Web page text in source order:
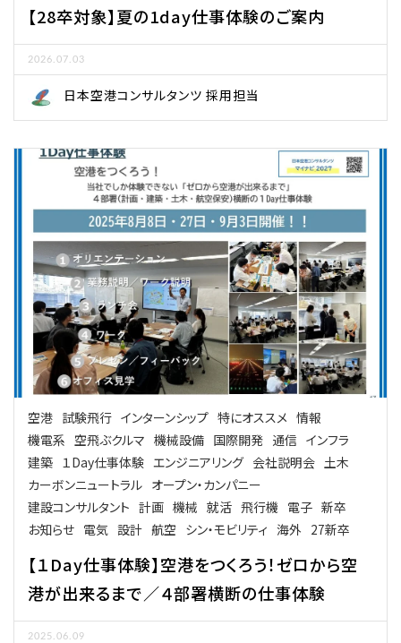
【28卒対象】夏の1day仕事体験のご案内
2026.07.03
日本空港コンサルタンツ 採用担当
空港 試験飛行 インターンシップ 特にオススメ 情報
機電系 空飛ぶクルマ 機械設備 国際開発 通信 インフラ
建築 １Day仕事体験 エンジニアリング 会社説明会 土木
カーボンニュートラル オープン・カンパニー
建設コンサルタント 計画 機械 就活 飛行機 電子 新卒
お知らせ 電気 設計 航空 シン・モビリティ 海外 27新卒
【１Day仕事体験】空港をつくろう！ゼロから空
港が出来るまで／４部署横断の仕事体験
2025.06.09